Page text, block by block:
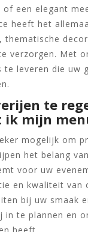
een elegant
heeft het
verzorgen. Met
leveren die uw
te
ik mijn
mogelijk om
het belang
voor uw
en kwaliteit van
bij uw smaak
te plannen en
heeft.